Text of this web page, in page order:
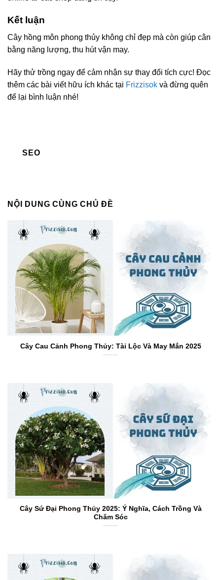
Kết luận
Cây hồng môn phong thủy không chỉ đẹp mà còn giúp cân
bằng năng lượng, thu hút vận may.
Hãy thử trồng ngay để cảm nhận sự thay đổi tích cực! Đọc
thêm các bài viết hữu ích khác tại Frizzisok và đừng quên
để lại bình luận nhé!
SEO
NỘI DUNG CÙNG CHỦ ĐỀ
Cây Cau Cảnh Phong Thủy: Tài Lộc Và May Mắn 2025
Cây Sứ Đại Phong Thủy 2025: Ý Nghĩa, Cách Trồng Và
Chăm Sóc